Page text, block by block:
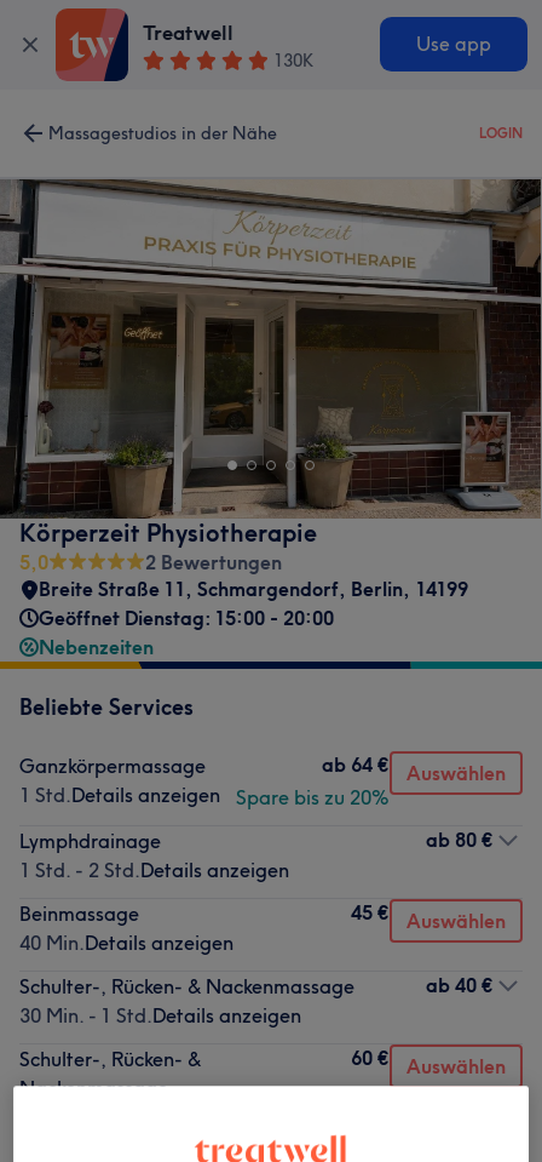
Treatwell
130K
Use app
Massagestudios in der Nähe LOGIN
Körperzeit Physiotherapie
5,0
2 Bewertungen
Breite Straße 11, Schmargendorf, Berlin, 14199
Geöffnet Dienstag: 15:00 - 20:00
Nebenzeiten
Beliebte Services
Ganzkörpermassage
1 Std.Details anzeigen
ab 64 €
Spare bis zu 20%
Auswählen
Lymphdrainage
1 Std. - 2 Std.Details anzeigen
ab 80 €
Beinmassage
40 Min.Details anzeigen
45 € Auswählen
Schulter-, Rücken- & Nackenmassage
30 Min. - 1 Std.Details anzeigen
ab 40 €
Schulter-, Rücken- &
Nackenmassage
60 € Auswählen